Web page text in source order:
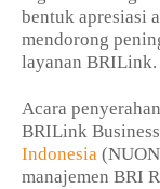
bentuk apresiasi
mendorong
layanan BRILink.
Acara
BRILink
Indonesia
manajemen BRI